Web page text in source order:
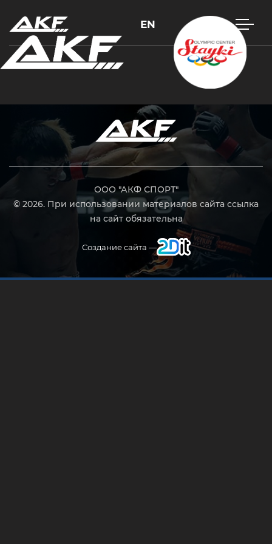
EN
ООО "АКФ СПОРТ"
© 2026. При использовании материалов сайта ссылка
на сайт обязательна
Создание сайта —
Нажмите Enter для поиска или Esc, чтобы закрыть